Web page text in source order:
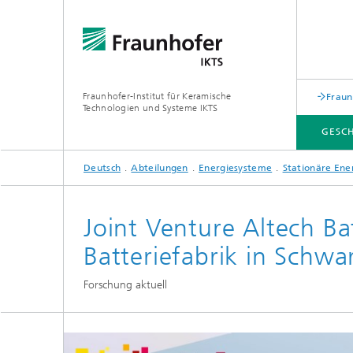
Fraunhofer-Institut für Keramische
Technologien und Systeme IKTS
GESCHÄFTSFELDER
ABTEILUNGEN
Bio- und Nanotechnologie
Elektronikprüfung und Optische
Hybride Mikrosysteme
Korrelative Mikroskopie und
INDUSTRIELÖSUNGEN
MESSEN / VERANSTALTUNGEN
Reststoffen
Deutsch Abteilungen Energiesysteme Stationäre
Joint Venture Altech
Batteriefabrik in
Forschung aktuell